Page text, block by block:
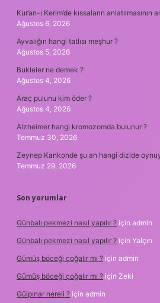
Kur’an-ı Kerim’de kıssaların anlatılmasının
Ağustos 6, 2026
Ayvalığın hangi tatlısı meşhur ?
Ağustos 5, 2026
Bukleler ne demek ?
Ağustos 4, 2026
Araç pulunu kim öder ?
Ağustos 4, 2026
Alzheimer hangi kromozomda bulunur ?
Temmuz 30, 2026
Zeynep Kankonde şu an hangi dizide
Temmuz 29, 2026
Son yorumlar
Günbalı pekmezi nasıl yapılır ? için admin
Günbalı pekmezi nasıl yapılır ? için Yalçın
Gümüş böceği çoğalır mı ? için admin
Gümüş böceği çoğalır mı ? için Zeki
Gülpınar nereli ? için admin